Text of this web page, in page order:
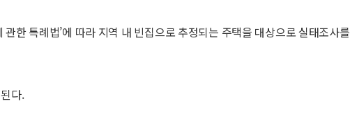
관한 특례법’에 따라 지역 내 빈집으로 추정되는 주택을 대상으로 실태조사를
다.